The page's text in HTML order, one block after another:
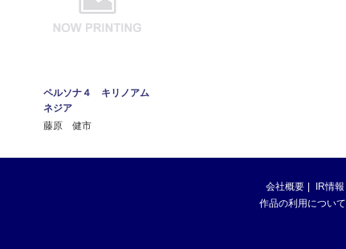
ペルソナ４ キリノアム
ネジア
藤原 健市
会社概要 IR情報
作品の利用について